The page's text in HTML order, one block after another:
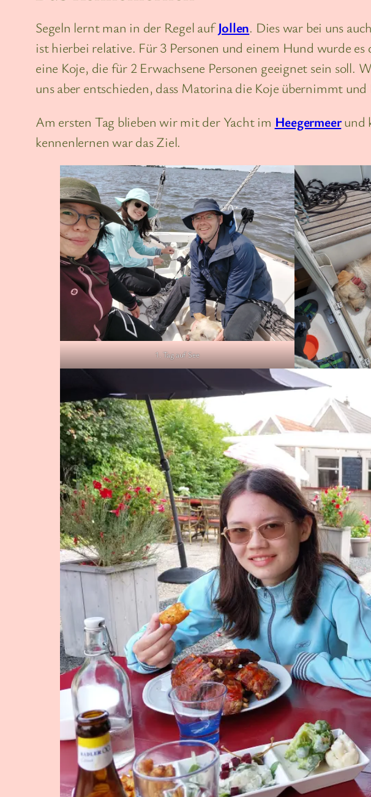
Segeln lernt man in der Regel aufJollen. Dies war bei uns
ist hierbei relative. Für 3 Personen und einem Hund wurde
eine Koje, die für 2 Erwachsene Personen geeignet sein
uns aber entschieden, dass Matorina die Koje übernimmt
Am ersten Tag blieben wir mit der Yacht im Heegermeerund
kennenlernen war das Ziel.
1. Tag auf See